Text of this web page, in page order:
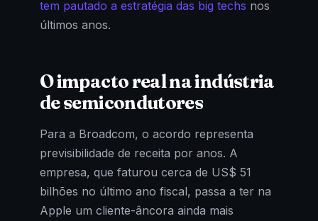
tem pautado a estratégia das big techs nos
últimos anos.
O impacto real na indústria
de semicondutores
Para a Broadcom, o acordo representa
previsibilidade de receita por anos. A
empresa, que faturou cerca de US$ 51
bilhões no último ano fiscal, passa a ter na
Apple um cliente-âncora ainda mais